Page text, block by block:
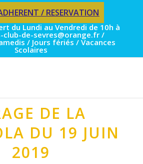
/ RESERVATION
du Lundi au Vendredi de 10h à
club-de-sevres@orange.fr /
/ Jours fériés / Vacances
Scolaires
DE LA
DU 19 JUIN
2019